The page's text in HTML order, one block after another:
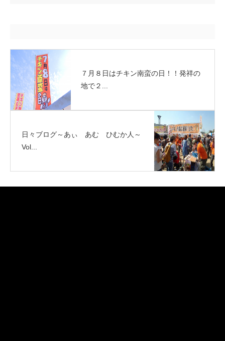
７月８日はチキン南蛮の日！！発祥の
地で２...
日々ブログ～あぃ あむ ひむか人～
Vol...